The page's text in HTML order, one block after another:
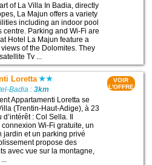
of La Villa In Badia, directly
La Majun offers a variety
including an indoor pool
centre. Parking and Wi-Fi are
Hotel La Majun feature a
of the Dolomites. They
Tv ...
Loretta
Badia :3km
Appartamenti Loretta se
(Trentin-Haut-Adige), à 23
: Col Sella. Il
Wi-Fi gratuite, un
jardin et un parking privé
propose des
avec vue sur la montagne,
VOIR
L'OFFRE